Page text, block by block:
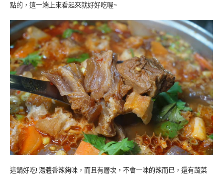
點的，這一端上來看起來就好好吃喔~
這鍋好吃! 湯體香辣夠味，而且有層次，不會一味的辣而已，還有蔬菜